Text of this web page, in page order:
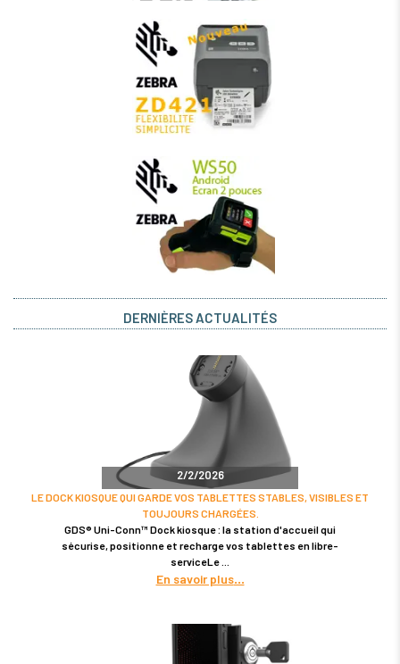
DERNIÈRES ACTUALITÉS
2/2/2026
LE DOCK KIOSQUE QUI GARDE VOS TABLETTES STABLES, VISIBLES ET
TOUJOURS CHARGÉES.
GDS® Uni-Conn™ Dock kiosque : la station d'accueil qui
sécurise, positionne et recharge vos tablettes en libre-
serviceLe
En savoir plus